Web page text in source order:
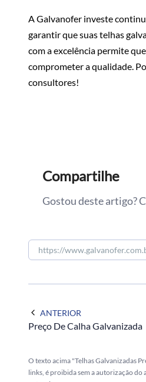
A Galvanofer investe
garantir que suas telhas
com a excelência permite
comprometer a qualidade.
consultores!
Compartilhe
Gostou deste artigo?
ANTERIOR
Preço De Calha Galvanizada
O texto acima "Telhas Galvanizadas
links, é proibida sem a autorização do